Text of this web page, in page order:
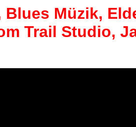
Blues Müzik,
Trail Studio,